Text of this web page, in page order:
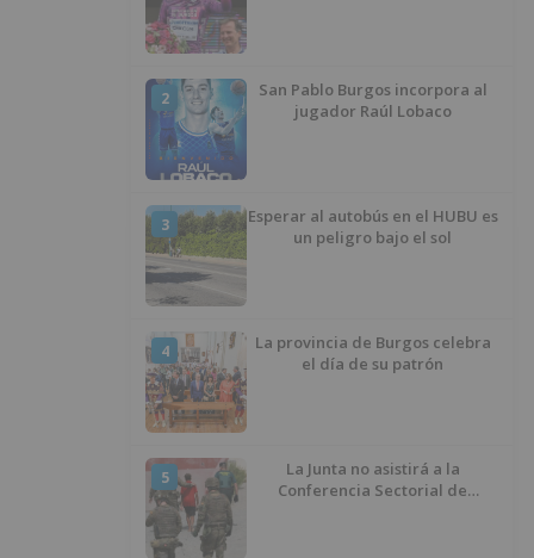
2
San Pablo Burgos incorpora al
jugador Raúl Lobaco
3
Esperar al autobús en el HUBU es
un peligro bajo el sol
4
La provincia de Burgos celebra
el día de su patrón
5
La Junta no asistirá a la
Conferencia Sectorial de